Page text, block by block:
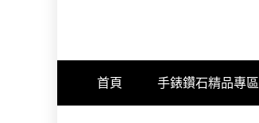
首頁 手錶鑽石精品專區